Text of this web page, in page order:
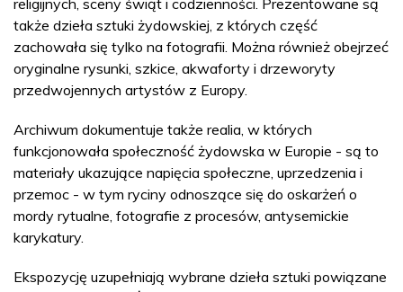
religijnych, sceny świąt i codzienności. Prezentowane są
także dzieła sztuki żydowskiej, z których część
zachowała się tylko na fotografii. Można również obejrzeć
oryginalne rysunki, szkice, akwaforty i drzeworyty
przedwojennych artystów z Europy.
Archiwum dokumentuje także realia, w których
funkcjonowała społeczność żydowska w Europie - są to
materiały ukazujące napięcia społeczne, uprzedzenia i
przemoc - w tym ryciny odnoszące się do oskarżeń o
mordy rytualne, fotografie z procesów, antysemickie
karykatury.
Ekspozycję uzupełniają wybrane dzieła sztuki powiązane